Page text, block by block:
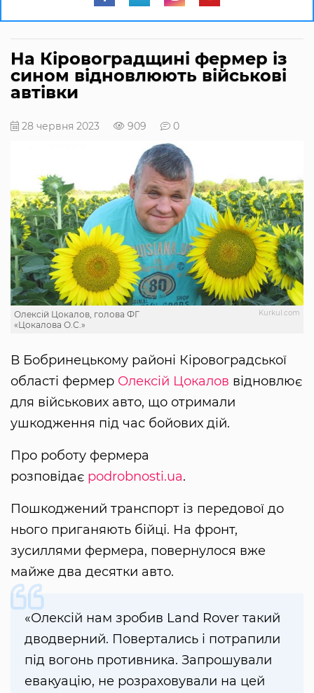
На Кіровоградщині фермер із
сином відновлюють військові
автівки
28 червня 2023 909 0
Kurkul.com
Олексій Цокалов, голова ФГ
«Цокалова О.С.»
В Бобринецькому районі Кіровоградської
області фермер Олексій Цокалов відновлює
для військових авто, що отримали
ушкодження під час бойових дій.
Про роботу фермера
розповідає podrobnosti.ua.
Пошкоджений транспорт із передової до
нього приганяють бійці. На фронт,
зусиллями фермера, повернулося вже
майже два десятки авто.
«Олексій нам зробив Land Rover такий
дводверний. Повертались і потрапили
під вогонь противника. Запрошували
евакуацію, не розраховували на цей